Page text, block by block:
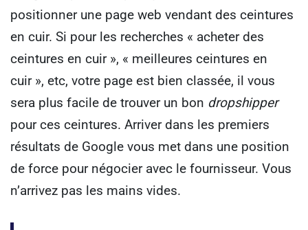
positionner une page web vendant des ceintures
en cuir. Si pour les recherches « acheter des
ceintures en cuir », « meilleures ceintures en
cuir », etc, votre page est bien classée, il vous
sera plus facile de trouver un bon dropshipper
pour ces ceintures. Arriver dans les premiers
résultats de Google vous met dans une position
de force pour négocier avec le fournisseur. Vous
n’arrivez pas les mains vides.